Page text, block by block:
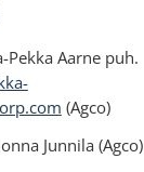
Pekka Aarne puh.
(Agco)
Junnila (Agco)